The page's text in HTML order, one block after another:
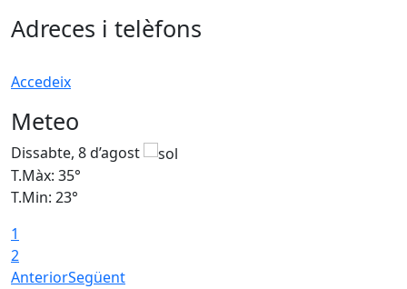
Adreces i telèfons
Accedeix
Meteo
Dissabte, 8 d’agost
T.Màx: 35°
T.Min: 23°
1
2
AnteriorSegüent